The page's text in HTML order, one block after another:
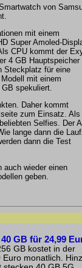
von
mit einem
Super Amoled-
CPU kommt der
4 GB Hauptspeicher
Steckplatz für eine
mit einem
spekuliert.
Daher kommt
zum Einsatz. Als
Selfies. Der
lange dann die
dann die Test
auch wieder einen
geben.
GB für 24,99
GB kostet in der
monatlich.